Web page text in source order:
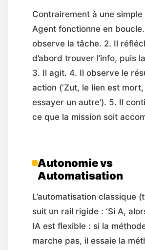
Contrairement à une
Agent fonctionne en boucle.
observe la tâche. 2. Il
d’abord trouver l’info, puis
3. Il agit. 4. Il observe le
action (‘Zut, le lien est
essayer un autre’). 5. Il
ce que la mission soit
Autonomie vs
Automatisation
L’automatisation classique
suit un rail rigide : ‘Si A, alors
IA est flexible : si la
marche pas, il essaie la